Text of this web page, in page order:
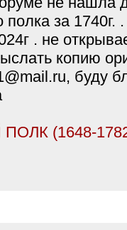
полка за 1740г.
. не
копию
буду
(1648-